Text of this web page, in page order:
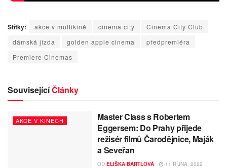
Štítky: akce v multikině cinema city
Cinema City Club
dámská jízda
golden apple cinema
předpremiéra
Premiere Cinemas
SouvisejícíČlánky
AKCE V KINECH
Master Class s Robertem
Eggersem: Do Prahy přijede
režisér filmů Čarodějnice, Maják
a Seveřan
OD ELIŠKA BARTLOVÁ 11 ŘÍJNA, 2022